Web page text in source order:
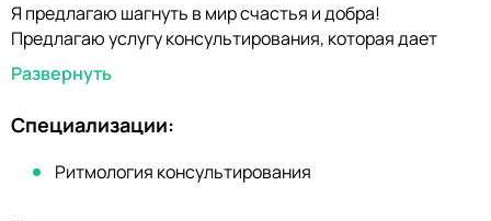
Я предлагаю шагнуть в мир счастья и добра!
Предлагаю услугу консультирования, которая дает
возможность получать желаемый результат в разных
сферах жизни. Работаю с индивидуально подобранной
программой для каждого клиента. Приглашаю
поработать с такими темами, как обиды, мешающими
жить, страхи, из которых можно извлекать
своевременную пользу, любовь как наслаждение и.т.д.
Развернуть
Специализации:
Ритмология консультирования